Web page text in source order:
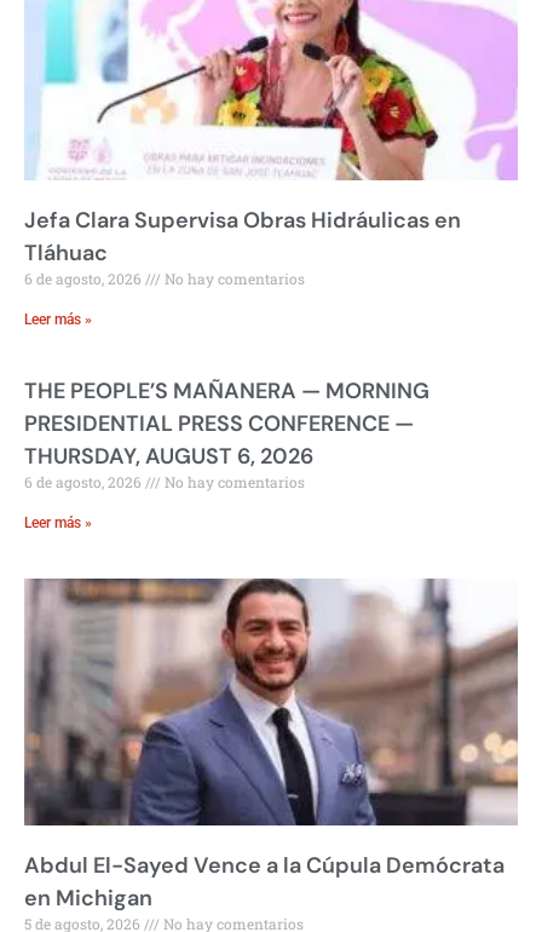
Jefa Clara Supervisa Obras Hidráulicas en
Tláhuac
6 de agosto, 2026 No hay comentarios
Leer más »
THE PEOPLE’S MAÑANERA — MORNING
PRESIDENTIAL PRESS CONFERENCE —
THURSDAY, AUGUST 6, 2026
6 de agosto, 2026 No hay comentarios
Leer más »
Abdul El-Sayed Vence a la Cúpula Demócrata
en Michigan
5 de agosto, 2026 No hay comentarios